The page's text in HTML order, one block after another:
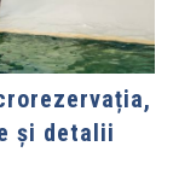
și detalii